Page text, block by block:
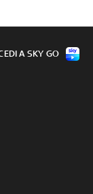
A SKY GO